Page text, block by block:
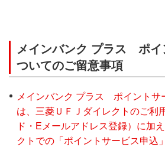
メインバンク プラス ポイ
ついてのご留意事項
メインバンク プラス ポイントサ
は、三菱ＵＦＪダイレクトのご利
ド・Eメールアドレス登録）に加
クトでの「ポイントサービス申込